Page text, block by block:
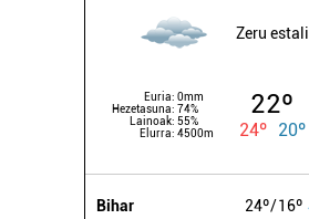
Zeru
Euria: 0mm
Hezetasuna: 74%
Lainoak: 55%
Elurra: 4500m
22º
24º 20º
Bihar 24º 16º